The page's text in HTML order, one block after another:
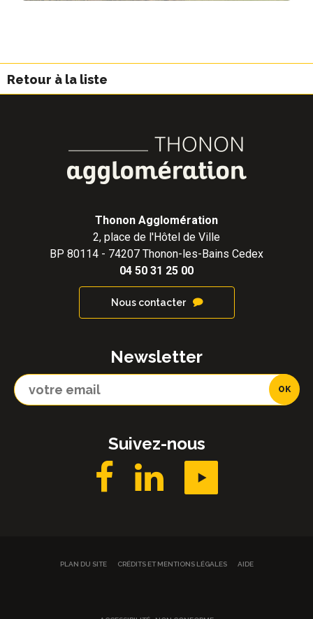
Retour à la liste
Thonon Agglomération
2, place de l'Hôtel de Ville
BP 80114 - 74207 Thonon-les-Bains Cedex
04 50 31 25 00
Nous contacter
Newsletter
Suivez-nous
PLAN DU SITE CRÉDITS ET MENTIONS LÉGALES AIDE